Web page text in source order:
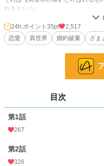
れるという。
今回、招かれたのは若い女性だった。
8,689 位 / 66,406 件
お気に入り
文字数
24h.ポイント 35pt
2,517
恋愛
異世界 婚約破棄 ざま
目次
第1話
267
第2話
326